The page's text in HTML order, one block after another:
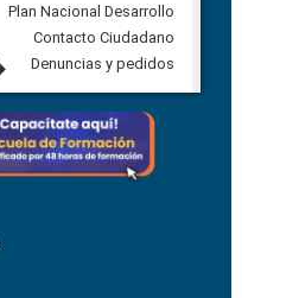
Ballenita del cantón Santa Elena
7 agosto, 2026
Next
Plan Nacional Desarrollo
Contacto Ciudadano
Denuncias y pedidos